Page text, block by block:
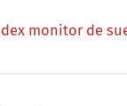
monitor de